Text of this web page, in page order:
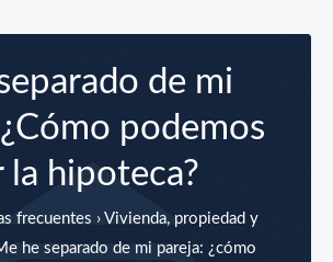
de mi
podemos
la hipoteca?
frecuentes › Vivienda, propiedad y
he separado de mi pareja: ¿cómo